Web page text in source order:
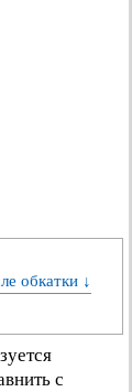
обкатки ↓
с